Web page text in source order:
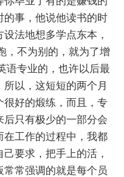
的事，他说他读书的时
法地想多学点东本，
，不为别的，就为了增
语专业的，也许以后最
以，这短短的两个月
很好的煅练，而且，专
只有极少的一部分会
在工作的过程中，我都
要求，把手上的活，
常强调的就是每个员